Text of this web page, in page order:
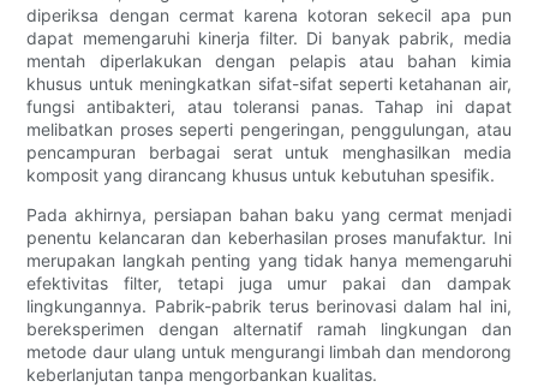
diperiksa dengan cermat karena kotoran sekecil apa pun
dapat memengaruhi kinerja filter. Di banyak pabrik, media
mentah diperlakukan dengan pelapis atau bahan kimia
khusus untuk meningkatkan sifat-sifat seperti ketahanan air,
fungsi antibakteri, atau toleransi panas. Tahap ini dapat
melibatkan proses seperti pengeringan, penggulungan, atau
pencampuran berbagai serat untuk menghasilkan media
komposit yang dirancang khusus untuk kebutuhan spesifik.
Pada akhirnya, persiapan bahan baku yang cermat menjadi
penentu kelancaran dan keberhasilan proses manufaktur. Ini
merupakan langkah penting yang tidak hanya memengaruhi
efektivitas filter, tetapi juga umur pakai dan dampak
lingkungannya. Pabrik-pabrik terus berinovasi dalam hal ini,
bereksperimen dengan alternatif ramah lingkungan dan
metode daur ulang untuk mengurangi limbah dan mendorong
keberlanjutan tanpa mengorbankan kualitas.